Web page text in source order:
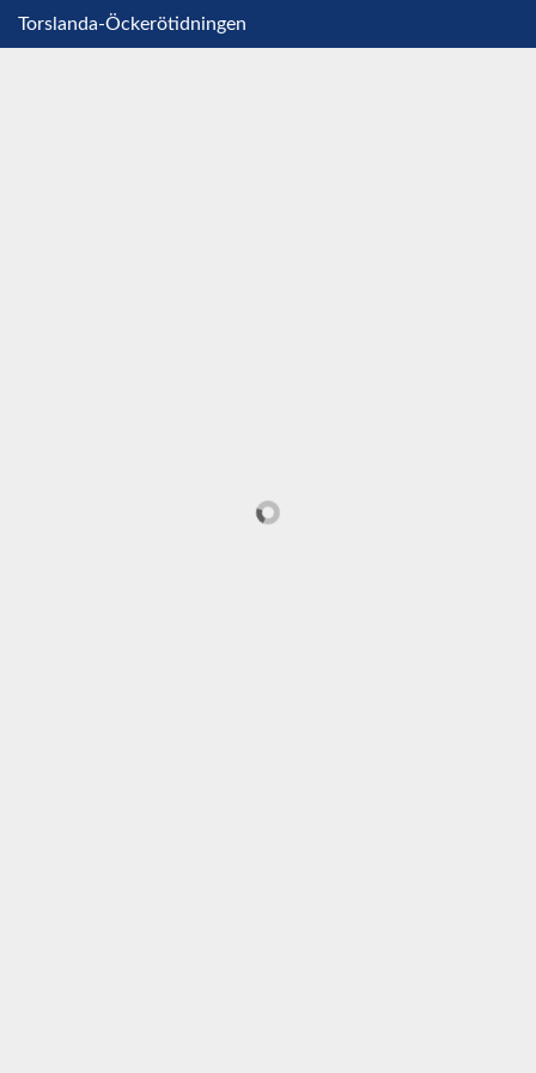
Torslanda-Öckerötidningen